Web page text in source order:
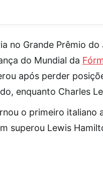
no Grande Prêmio
do Mundial da
após perder
enquanto Charles
o primeiro
superou Lewis